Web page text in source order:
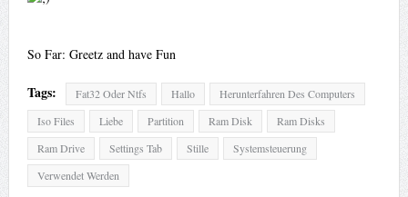
So Far: Greetz and have Fun
Tags: Fat32 Oder Ntfs Hallo
Herunterfahren Des Computers
Iso Files
Liebe Partition Ram Disk
Ram Disks
Ram Drive
Settings Tab Stille
Systemsteuerung
Verwendet Werden